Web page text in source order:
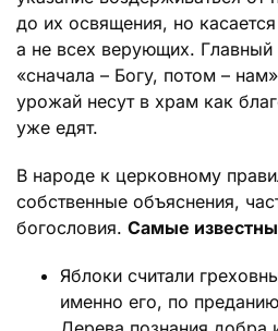
до их освящения, но
а не всех верующих. Главный
«сначала – Богу, потом –
урожай несут в храм как
уже едят.
В народе к церковному
собственные объяснения,
богословия. Самые
Яблоки считали
именно его, по